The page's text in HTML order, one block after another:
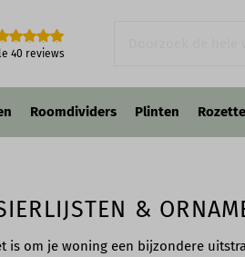
40 reviews
Roomdividers Plinten
&
is om je woning een bijzondere